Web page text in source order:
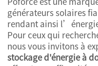
générateurs solaires
rendant ainsi
Pour ceux qui
nous vous invitons à
stockage d'énergie à